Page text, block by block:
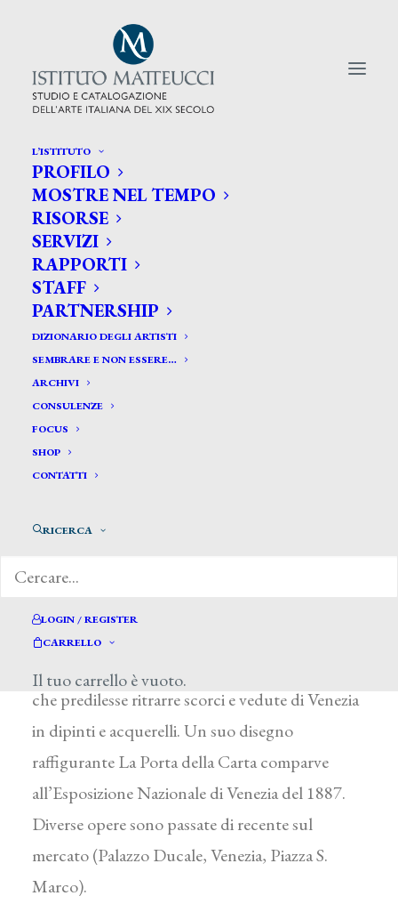
L’ISTITUTO
PROFILO
MOSTRE NEL TEMPO
RISORSE
SERVIZI
RAPPORTI
STAFF
PARTNERSHIP
DIZIONARIO DEGLI ARTISTI
SEMBRARE E NON ESSERE…
ARCHIVI
CONSULENZE
FOCUS
SHOP
CONTATTI
RICERCA
LOGIN / REGISTER
CARRELLO
Il tuo carrello è vuoto.
CERCA TRA GLI ARTISTI:
Search
for:
ONGANIA UMBERTO
secolo
Sono poche le notizie riguardanti questo artista,
che predilesse ritrarre scorci e vedute di Venezia
in dipinti e acquerelli. Un suo disegno
raffigurante La Porta della Carta comparve
all’Esposizione Nazionale di Venezia del 1887.
Diverse opere sono passate di recente sul
mercato (Palazzo Ducale, Venezia, Piazza S.
Marco).